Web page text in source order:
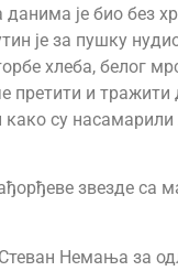
је био без
је за пушку
хлеба, белог
и тражити
су
звезде са
Стеван Немања за